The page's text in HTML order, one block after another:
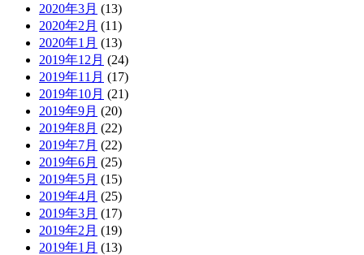
2020年3月 (13)
2020年2月 (11)
2020年1月 (13)
2019年12月 (24)
2019年11月 (17)
2019年10月 (21)
2019年9月 (20)
2019年8月 (22)
2019年7月 (22)
2019年6月 (25)
2019年5月 (15)
2019年4月 (25)
2019年3月 (17)
2019年2月 (19)
2019年1月 (13)